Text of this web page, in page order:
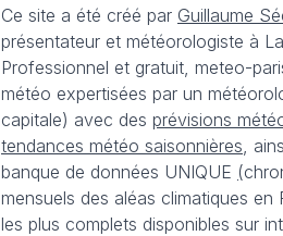
Ce site a été créé par Guillaume
présentateur et météorologiste à
Professionnel et gratuit, meteo-
météo expertisées par un
capitale) avec des prévisions
tendances météo saisonnières ,
banque de données UNIQUE (
mensuels des aléas climatiques
les plus complets disponibles sur